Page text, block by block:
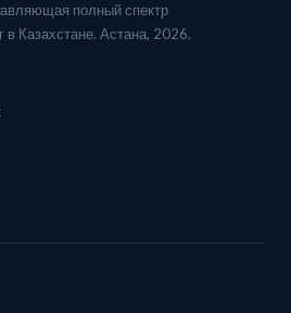
полный спектр
в Казахстане. Астана, 2026.